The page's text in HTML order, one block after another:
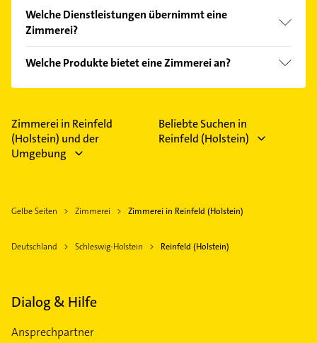
Bitte beachten Sie, dass diese an Sonn- und
Feiertagen abweichen können.
Welche Dienstleistungen übernimmt eine
Zimmerei?
Altbausanierung, Bauklempnerei, Dachdecker,
Dachdämmung und Dachsanierung.
Welche Produkte bietet eine Zimmerei an?
Das Angebot umfasst unter anderem Dachgauben,
Roto-Fenster.
Zimmerei in Reinfeld
(Holstein) und der
Umgebung
Beliebte Suchen in
Reinfeld (Holstein)
Gelbe Seiten Zimmerei Zimmerei in Reinfeld (Holstein)
Deutschland Schleswig-Holstein Reinfeld (Holstein)
Dialog & Hilfe
Ansprechpartner